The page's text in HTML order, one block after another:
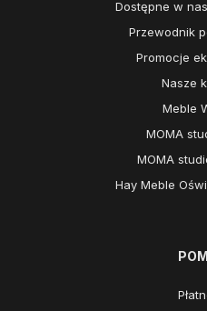
Dostępne w
Przewodnik
Promocje
Nasze
Meble
MOMA
MOMA
Hay Meble